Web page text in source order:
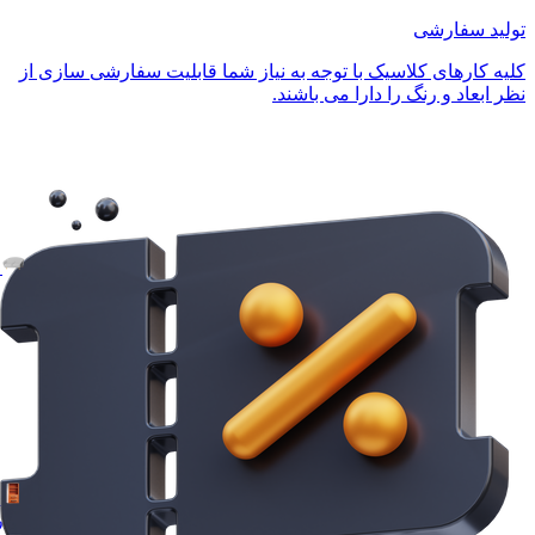
تولید سفارشی
کلیه کارهای کلاسیک با توجه به نیاز شما قابلیت سفارشی سازی از
نظر ابعاد و رنگ را دارا می باشند.